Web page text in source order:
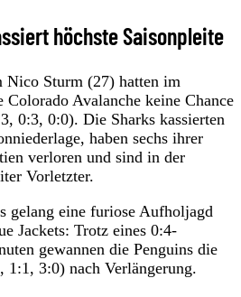
höchste Saisonpleite
Nico Sturm (27) hatten im
Colorado Avalanche keine Chance
0:3, 0:0). Die Sharks kassierten
haben sechs ihrer
verloren und sind in der
Vorletzter.
gelang eine furiose Aufholjagd
Jackets: Trotz eines 0:4-
gewannen die Penguins die
3:0) nach Verlängerung.